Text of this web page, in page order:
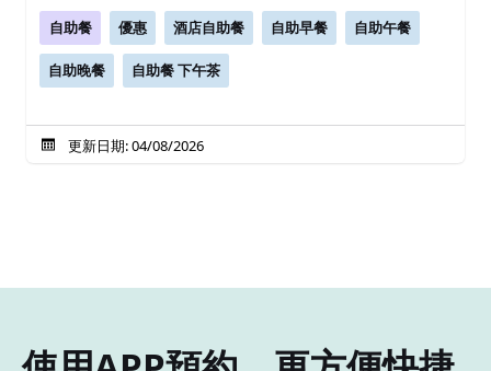
自助餐 優惠 酒店自助餐 自助早餐 自助午餐
自助晚餐 自助餐 下午茶
更新日期: 04/08/2026